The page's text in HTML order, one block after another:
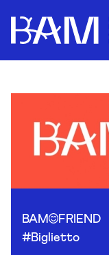
BAM
FRIEND
#Biglietto